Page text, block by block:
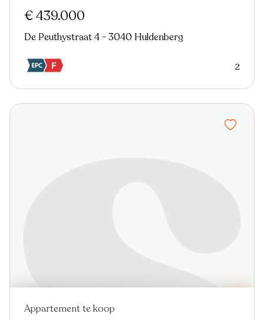
€ 439.000
De Peuthystraat 4 - 3040 Huldenberg
2
Appartement te koop